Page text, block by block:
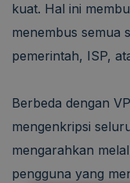
kuat. Hal ini
menembus semua
pemerintah, ISP,
Berbeda dengan
mengenkripsi
mengarahkan
pengguna yang